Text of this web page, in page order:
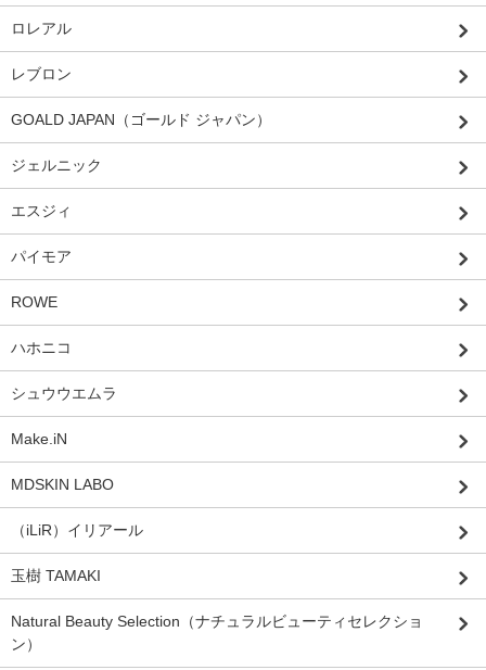
ロレアル
レブロン
GOALD JAPAN（ゴールド ジャパン）
ジェルニック
エスジィ
パイモア
ROWE
ハホニコ
シュウウエムラ
Make.iN
MDSKIN LABO
（iLiR）イリアール
玉樹 TAMAKI
Natural Beauty Selection（ナチュラルビューティセレクショ
ン）